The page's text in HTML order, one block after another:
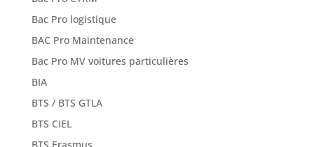
Bac Pro logistique
BAC Pro Maintenance
Bac Pro MV voitures particulières
BIA
BTS / BTS GTLA
BTS CIEL